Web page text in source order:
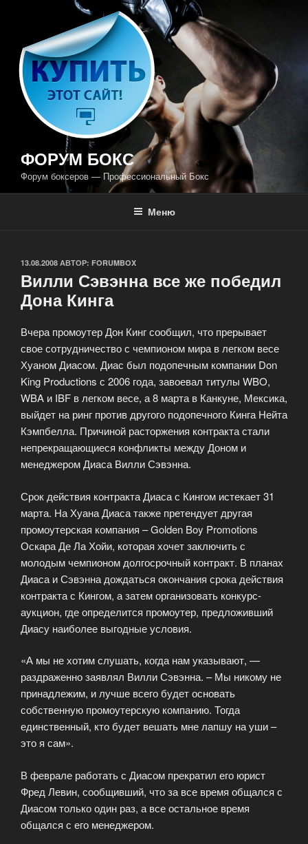
содержимому
ФОРУМ БОКС
Форум боксеров — Профессиональный Бокс
Меню
ОПУБЛИКОВАНО
13.08.2008 АВТОР: FORUMBOX
Вилли Сэвэнна все же победил
Дона Кинга
Вчера промоутер Дон Кинг сообщил, что прерывает
свое сотрудничество с чемпионом мира в легком весе
Хуаном Диасом. Диас был подопечным компании Don
King Productions с 2006 года, завоевал титулы WBO,
WBA и IBF в легком весе, а 8 марта в Канкуне, Мексика,
выйдет на ринг против другого подопечного Кинга Нейта
Кэмпбелла. Причиной расторжения контракта стали
непрекращающиеся конфликты между Доном и
менеджером Диаса Вилли Сэвэнна.
Срок действия контракта Диаса с Кингом истекает 31
марта. На Хуана Диаса также претендует другая
промоутерская компания – Golden Boy Promotions
Оскара Де Ла Хойи, которая хочет заключить с
молодым чемпионом долгосрочный контракт. В планах
Диаса и Сэвэнна дождаться окончания срока действия
контракта с Кингом, а затем организовать конкурс-
аукцион, где определится промоутер, предложивший
Диасу наиболее выгодные условия.
«А мы не хотим слушать, когда нам указывают, —
раздраженно заявлял Вилли Сэвэнна. – Мы никому не
принадлежим, и лучше всего будет основать
собственную промоутерскую компанию. Тогда
единственный, кто будет вешать мне лапшу на уши –
это я сам».
В феврале работать с Диасом прекратил его юрист
Фред Левин, сообщивший, что за все время общался с
Диасом только один раз, а все остальное время
общался с его менеджером.